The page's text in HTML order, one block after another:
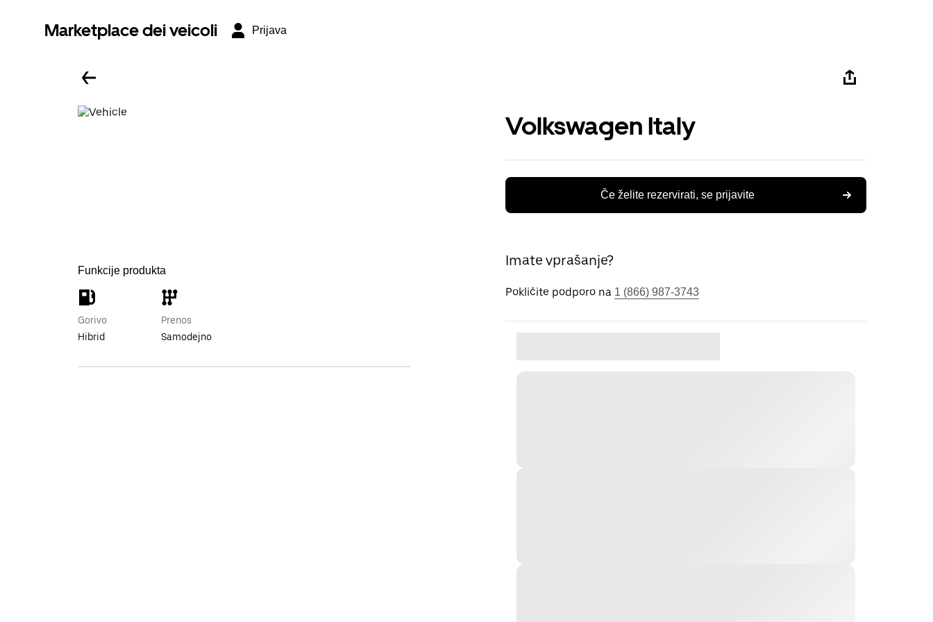
Marketplace dei veicoli Prijava
Funkcije produkta
Gorivo
Hibrid
Prenos
Samodejno
Volkswagen Italy
Če želite rezervirati, se prijavite
Imate vprašanje?
Pokličite podporo na 1 (866) 987-3743